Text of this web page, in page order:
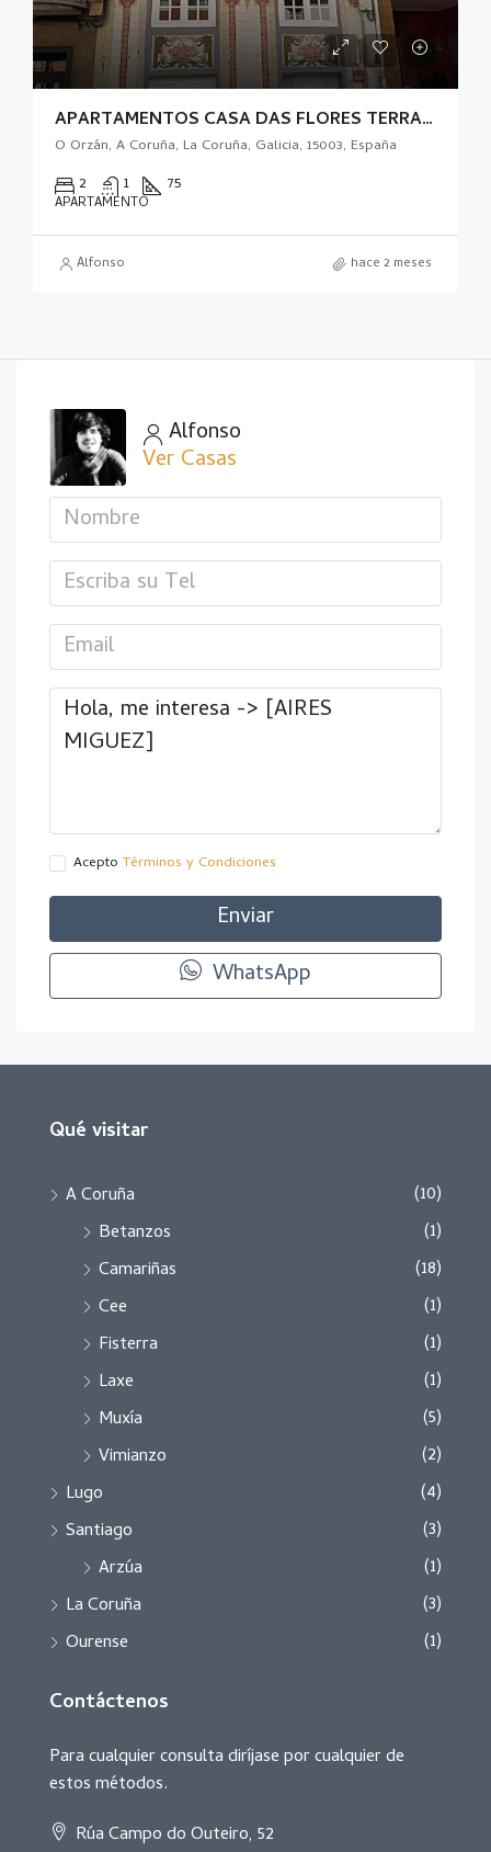
APARTAMENTOS CASA DAS FLORES TERRAZA
O Orzán, A Coruña, La Coruña, Galicia, 15003, España
2 1 75
APARTAMENTO
Alfonso hace 2 meses
Alfonso
Ver Casas
Acepto Términos y Condiciones
Enviar
WhatsApp
Qué visitar
A Coruña
(10)
Betanzos
(1)
Camariñas
(18)
Cee
(1)
Fisterra
(1)
Laxe
(1)
Muxía
(5)
Vimianzo
(2)
Lugo
(4)
Santiago
(3)
Arzúa
(1)
La Coruña
(3)
Ourense
(1)
Contáctenos
Para cualquier consulta diríjase por cualquier de
estos métodos.
Rúa Campo do Outeiro, 52